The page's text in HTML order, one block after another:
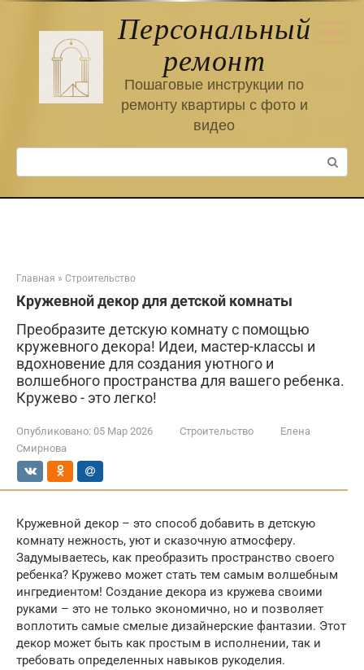
Персональный
ремонт
Пошаговые инструкции по
ремонту квартиры с фото и
видео
Поиск:
Главная » Строительство
Кружевной декор для детской комнаты
Преобразите детскую комнату с помощью
кружевного декора! Идеи, мастер-классы и
вдохновение для создания уютного и
волшебного пространства для вашего ребенка.
Кружево - это легко!
Опубликовано: 05 Мар 2026 Строительство
Елена
Смирнова
Кружевной декор – это способ добавить в детскую
комнату нежность, уют и сказочную атмосферу.
Задумываетесь, как преобразить пространство своего
ребенка? Кружево может стать тем самым волшебным
ингредиентом! Создание декора из кружева своими
руками – это не только экономично, но и позволяет
воплотить самые смелые дизайнерские фантазии. Этот
декор может быть как простым в исполнении, так и
требовать определенных навыков рукоделия.